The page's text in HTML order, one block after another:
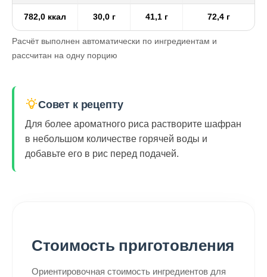
782,0 ккал 30,0 г 41,1 г 72,4 г
Расчёт выполнен автоматически по ингредиентам и
рассчитан на одну порцию
Совет к рецепту
Для более ароматного риса растворите шафран
в небольшом количестве горячей воды и
добавьте его в рис перед подачей.
Стоимость приготовления
Ориентировочная стоимость ингредиентов для